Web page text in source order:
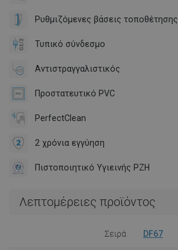
Ρυθμιζόμενες βάσεις τοποθέτησης
Τυπικό σύνδεσμο
Αντιστραγγαλιστικός
Προστατευτικό PVC
PerfectClean
2 χρόνια εγγύηση
Πιστοποιητικό Υγιεινής PZH
Λεπτομέρειες προϊόντος
Σειρά DF67